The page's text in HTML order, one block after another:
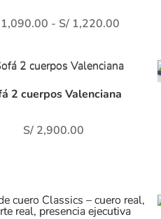
- S/1,220.00
2 cuerpos Valenciana
S/2,900.00